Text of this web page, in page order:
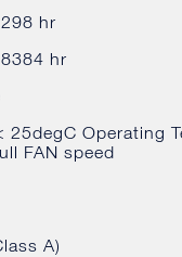
hr
hr
25degC Operating
FAN speed
A)